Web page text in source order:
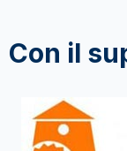
Con il